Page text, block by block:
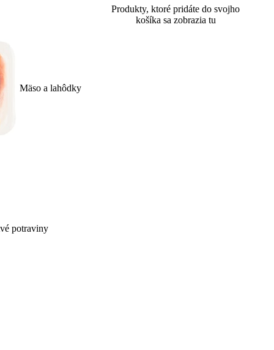
Mäso a lahôdky
potraviny
Produkty, ktoré pridáte do svojho
košíka sa zobrazia tu